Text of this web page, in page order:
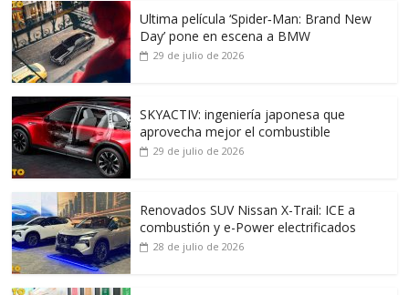
Ultima película ‘Spider‑Man: Brand New
Day’ pone en escena a BMW
29 de julio de 2026
SKYACTIV: ingeniería japonesa que
aprovecha mejor el combustible
29 de julio de 2026
Renovados SUV Nissan X-Trail: ICE a
combustión y e-Power electrificados
28 de julio de 2026